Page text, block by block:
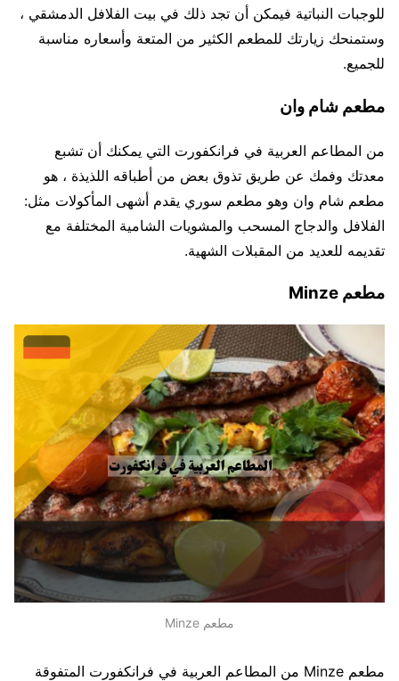
للوجبات النباتية فيمكن أن تجد ذلك في بيت الفلافل الدمشقي ،
وستمنحك زيارتك للمطعم الكثير من المتعة وأسعاره مناسبة
للجميع.
مطعم شام وان
من المطاعم العربية في فرانكفورت التي يمكنك أن تشبع
معدتك وفمك عن طريق تذوق بعض من أطباقه اللذيذة ، هو
مطعم شام وان وهو مطعم سوري يقدم أشهى المأكولات مثل:
الفلافل والدجاج المسحب والمشويات الشامية المختلفة مع
تقديمه للعديد من المقبلات الشهية.
مطعم Minze
مطعم Minze
مطعم Minze من المطاعم العربية في فرانكفورت المتفوقة